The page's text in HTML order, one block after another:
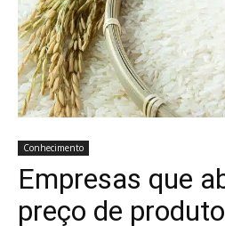
Conhecimento
Empresas que
preço de